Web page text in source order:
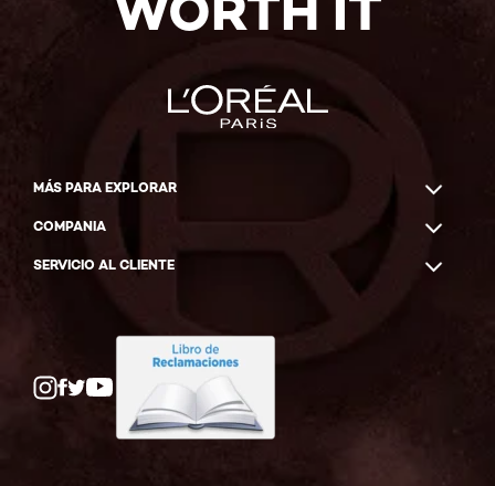
MÁS PARA EXPLORAR
COMPANIA
SERVICIO AL CLIENTE
Facebook
YouTube